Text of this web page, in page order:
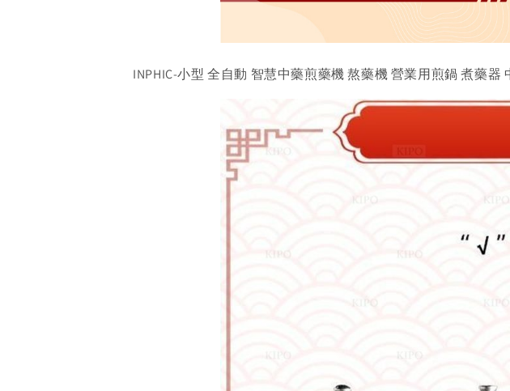
INPHIC-小型 全自動 智慧中藥煎藥機 熬藥機 營業用煎鍋 煮藥